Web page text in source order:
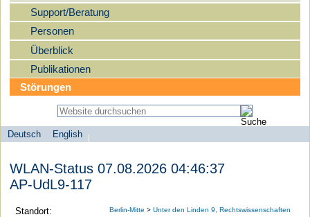
Support/Beratung
Personen
Überblick
Publikationen
Störungen
Sprachauswahl
Deutsch
English
search-menu
Universität
zu
Berlin
WLAN-Status 07.08.2026 04:46:37
AP-UdL9-117
Standort: Berlin-Mitte >Unter den Linden 9, Rechtswissenschaften